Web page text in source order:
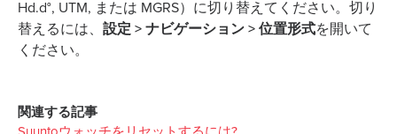
Hd.d°, UTM, または MGRS）に切り替えてください。切り
替えるには、 設定 > ナビゲーション > 位置形式を開いて
ください。
関連する記事